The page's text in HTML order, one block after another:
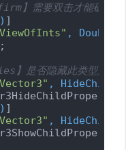
】需要双击才能确地
]
,
是否隐藏此类型所含
,
]
,